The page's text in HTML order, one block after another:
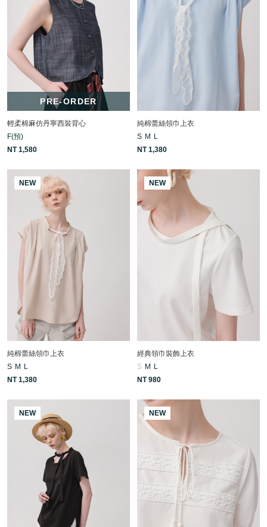
PRE-ORDER
輕柔棉麻仿丹寧西裝背心
F(預)
NT 1,580
純棉蕾絲領巾上衣
S M
L
NT 1,380
NEW
純棉蕾絲領巾上衣
S M
L
NT 1,380
NEW
經典領巾裝飾上衣
S M
L
NT 980
NEW NEW